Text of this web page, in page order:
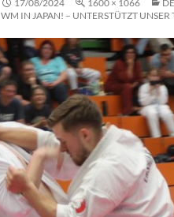
17/08/2024 1600 × 1066
WM IN JAPAN! – UNTERSTÜTZT